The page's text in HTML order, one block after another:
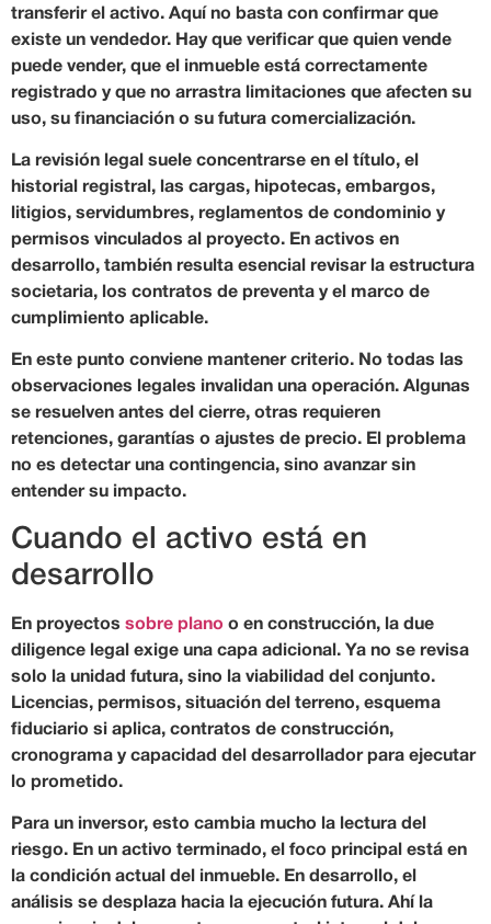
transferir el activo. Aquí no basta con confirmar que
existe un vendedor. Hay que verificar que quien vende
puede vender, que el inmueble está correctamente
registrado y que no arrastra limitaciones que afecten su
uso, su financiación o su futura comercialización.
La revisión legal suele concentrarse en el título, el
historial registral, las cargas, hipotecas, embargos,
litigios, servidumbres, reglamentos de condominio y
permisos vinculados al proyecto. En activos en
desarrollo, también resulta esencial revisar la estructura
societaria, los contratos de preventa y el marco de
cumplimiento aplicable.
En este punto conviene mantener criterio. No todas las
observaciones legales invalidan una operación. Algunas
se resuelven antes del cierre, otras requieren
retenciones, garantías o ajustes de precio. El problema
no es detectar una contingencia, sino avanzar sin
entender su impacto.
Cuando el activo está en
desarrollo
En proyectos sobre plano o en construcción, la due
diligence legal exige una capa adicional. Ya no se revisa
solo la unidad futura, sino la viabilidad del conjunto.
Licencias, permisos, situación del terreno, esquema
fiduciario si aplica, contratos de construcción,
cronograma y capacidad del desarrollador para ejecutar
lo prometido.
Para un inversor, esto cambia mucho la lectura del
riesgo. En un activo terminado, el foco principal está en
la condición actual del inmueble. En desarrollo, el
análisis se desplaza hacia la ejecución futura. Ahí la